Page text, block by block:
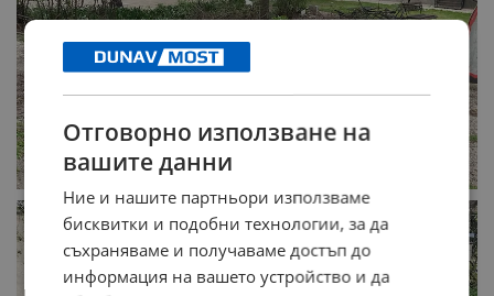
Отговорно използване на
вашите данни
Ние и нашите партньори използваме
бисквитки и подобни технологии, за да
съхраняваме и получаваме достъп до
информация на вашето устройство и да